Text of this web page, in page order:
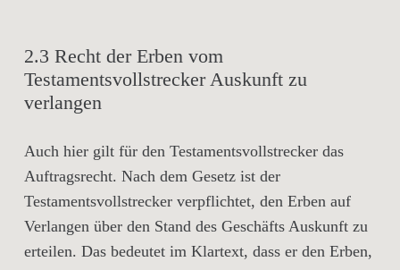
2.3 Recht der Erben vom
Testamentsvollstrecker Auskunft zu
verlangen
Auch hier gilt für den Testamentsvollstrecker das
Auftragsrecht. Nach dem Gesetz ist der
Testamentsvollstrecker verpflichtet, den Erben auf
Verlangen über den Stand des Geschäfts Auskunft zu
erteilen. Das bedeutet im Klartext, dass er den Erben,